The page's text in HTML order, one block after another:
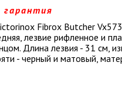
гарантия
Fibrox Butcher
лезвие рифленное и
Длина лезвия - 31 см,
- черный и матовый,